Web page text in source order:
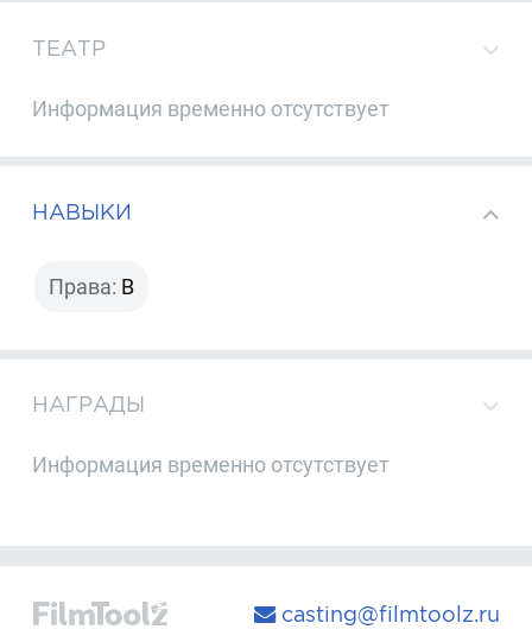
ТЕАТР
Информация временно отсутствует
НАВЫКИ
Права: B
НАГРАДЫ
Информация временно отсутствует
casting@filmtoolz.ru